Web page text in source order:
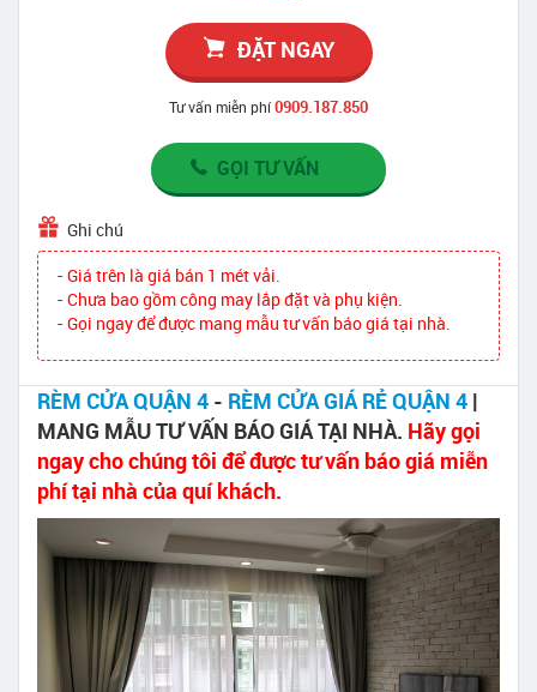
ĐẶT NGAY
Tư vấn miễn phí0909.187.850
GỌI TƯ VẤN
Ghi chú
- Giá trên là giá bán 1 mét vải.
- Chưa bao gồm công may lắp đặt và phụ kiện.
- Gọi ngay để được mang mẫu tư vấn báo giá tại nhà.
RÈM CỬA QUẬN 4 - RÈM CỬA GIÁ RẺ QUẬN 4 |
MANG MẪU TƯ VẤN BÁO GIÁ TẠI NHÀ. Hãy gọi
ngay cho chúng tôi để được tư vấn báo giá miễn
phí tại nhà của quí khách.